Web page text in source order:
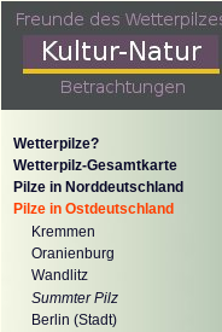
Wetterpilze?
Wetterpilz-Gesamtkarte
Pilze in Norddeutschland
Pilze in Ostdeutschland
Kremmen
Oranienburg
Wandlitz
Summter Pilz
Berlin (Stadt)